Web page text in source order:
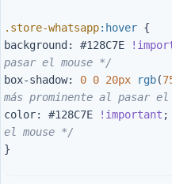
.store-whatsapp:hover {
background : #128C7E
pasar el mouse */
box-shadow: 0 0 20px rgb(
más prominente al pasar el
color: #128C7E !important ;
el mouse */
}